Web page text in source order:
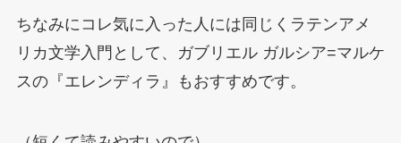
ちなみにコレ気に入った人には同じくラテンアメ
リカ文学入門として、ガブリエル ガルシア=マルケ
スの『エレンディラ』もおすすめです。